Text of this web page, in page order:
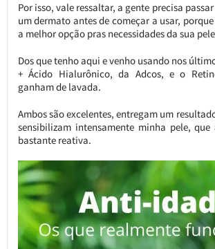
Por isso, vale ressaltar, a gente precisa
um dermato antes de começar a usar,
a melhor opção pras necessidades da sua
Dos que tenho aqui e venho usando nos
+ Ácido Hialurônico, da Adcos, e o
ganham de lavada.
Ambos são excelentes, entregam um
sensibilizam intensamente minha pele,
bastante reativa.